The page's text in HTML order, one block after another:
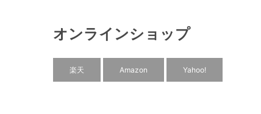
オンラインショップ
楽天 Amazon Yahoo!